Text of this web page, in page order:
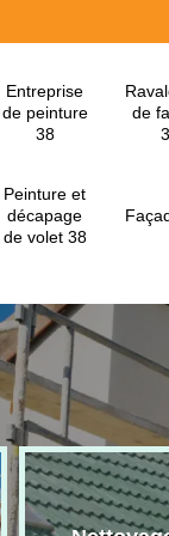
Entreprise
de peinture
38
de
Peinture et
décapage
de volet 38